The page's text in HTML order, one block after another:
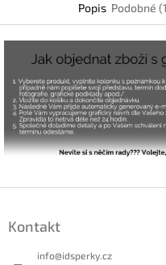
Popis Podobné
Kontakt
info@idsperky.cz